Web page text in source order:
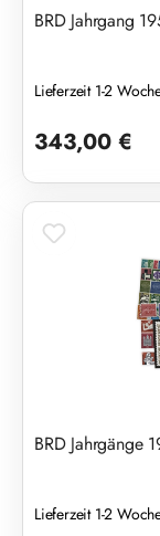
BRD Jahrgang
Lieferzeit 1-2
343,00 €
BRD Jahrgänge
Lieferzeit 1-2